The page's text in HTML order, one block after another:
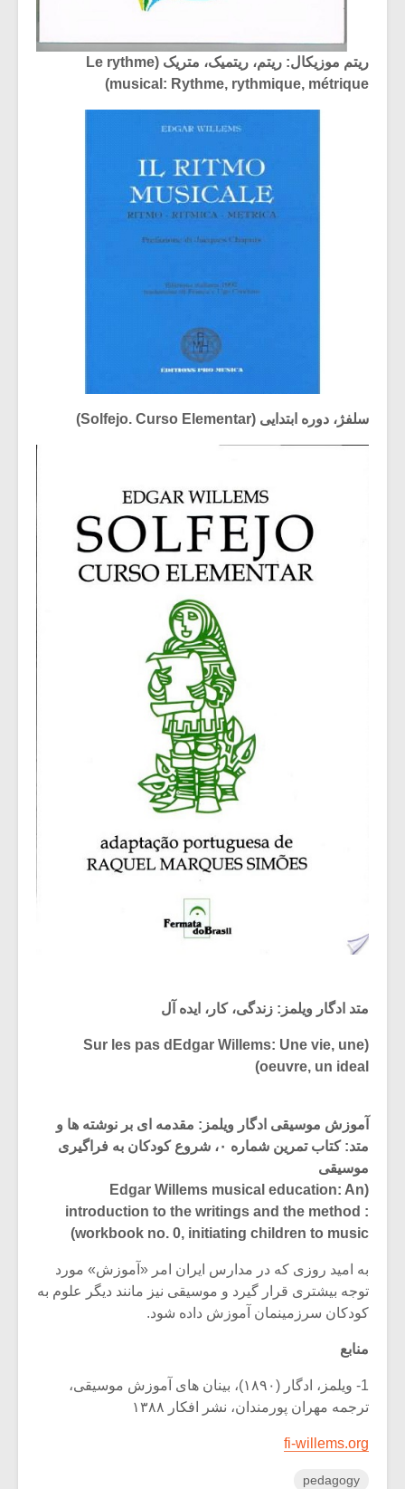
ریتم موزیکال: ریتم، ریتمیک، متریک (Le rythme
musical: Rythme, rythmique, métrique)
سلفژ، دوره ابتدایی (Solfejo. Curso Elementar)
متد ادگار ویلمز: زندگی، کار، ایده آل
(Sur les pas dEdgar Willems: Une vie, une
oeuvre, un ideal)
آموزش موسیقی ادگار ویلمز: مقدمه ای بر نوشته ها و
متد: کتاب تمرین شماره ۰، شروع کودکان به فراگیری
موسیقی
(Edgar Willems musical education: An
introduction to the writings and the method :
workbook no. 0, initiating children to music)
به امید روزی که در مدارس ایران امر «آموزش» مورد
توجه بیشتری قرار گیرد و موسیقی نیز مانند دیگر علوم به
کودکان سرزمینمان آموزش داده شود.
منابع
1- ویلمز، ادگار (۱۸۹۰)، بینان های آموزش موسیقی،
ترجمه مهران پورمندان، نشر افکار ۱۳۸۸
fi-willems.org
pedagogy